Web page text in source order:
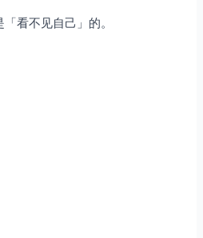
看不见自己」的。